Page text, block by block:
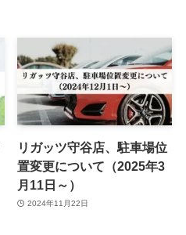
リガッツ守谷店、駐車場位
置変更について（2025年3
月11日～）
2024年11月22日